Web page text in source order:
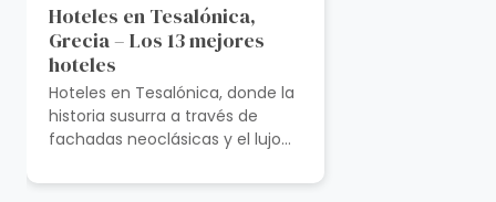
Hoteles en Tesalónica,
Grecia – Los 13 mejores
hoteles
Hoteles en Tesalónica, donde la
historia susurra a través de
fachadas neoclásicas y el lujo
una danza de elegancia